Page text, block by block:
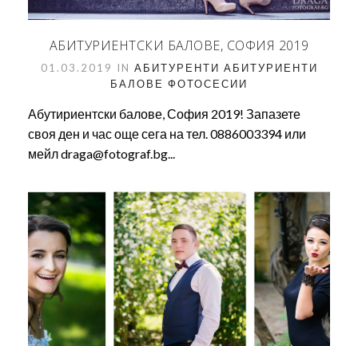
АБИТУРИЕНТСКИ БАЛОВЕ, СОФИЯ 2019
01.03.2019 IN АБИТУРЕНТИ АБИТУРИЕНТИ
БАЛОВЕ ФОТОСЕСИИ
Абутириентски балове, София 2019! Запазете
своя ден и час още сега на тел. 0886003394 или
мейл draga@fotograf.bg...